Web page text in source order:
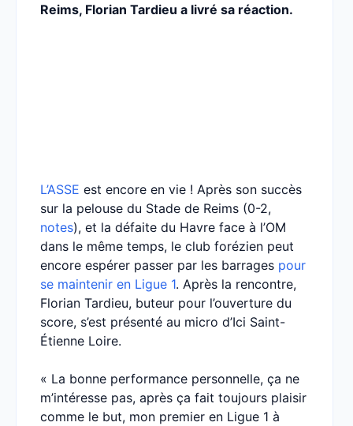
Reims, Florian Tardieu a livré sa réaction.
L’ASSE est encore en vie ! Après son succès
sur la pelouse du Stade de Reims (0-2,
notes), et la défaite du Havre face à l’OM
dans le même temps, le club forézien peut
encore espérer passer par les barrages pour
se maintenir en Ligue 1. Après la rencontre,
Florian Tardieu, buteur pour l’ouverture du
score, s’est présenté au micro d’Ici Saint-
Étienne Loire.
« La bonne performance personnelle, ça ne
m’intéresse pas, après ça fait toujours plaisir
comme le but, mon premier en Ligue 1 à